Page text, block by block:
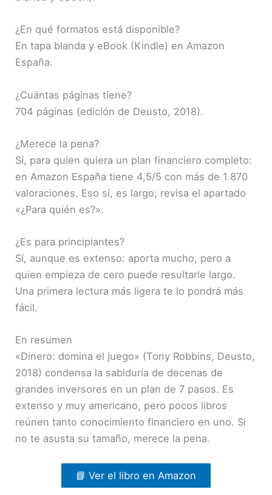
¿En qué formatos está disponible?
En tapa blanda y eBook (Kindle) en Amazon
España.
¿Cuántas páginas tiene?
704 páginas (edición de Deusto, 2018).
¿Merece la pena?
Sí, para quien quiera un plan financiero completo:
en Amazon España tiene 4,5/5 con más de 1.870
valoraciones. Eso sí, es largo; revisa el apartado
«¿Para quién es?».
¿Es para principiantes?
Sí, aunque es extenso: aporta mucho, pero a
quien empieza de cero puede resultarle largo.
Una primera lectura más ligera te lo pondrá más
fácil.
En resumen
«Dinero: domina el juego» (Tony Robbins, Deusto,
2018) condensa la sabiduría de decenas de
grandes inversores en un plan de 7 pasos. Es
extenso y muy americano, pero pocos libros
reúnen tanto conocimiento financiero en uno. Si
no te asusta su tamaño, merece la pena.
📘 Ver el libro en Amazon